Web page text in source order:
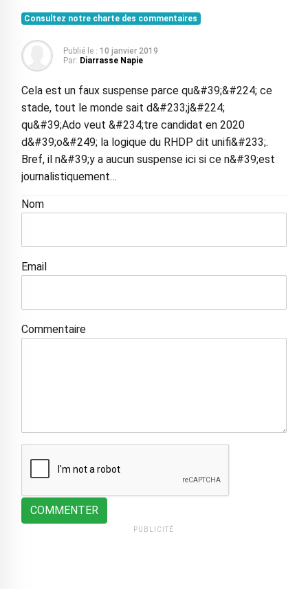
Consultez notre charte des commentaires
Publié le : 10 janvier 2019
Par: Diarrasse Napie
Cela est un faux suspense parce qu&#39;&#224; ce
stade, tout le monde sait d&#233;j&#224;
qu&#39;Ado veut &#234;tre candidat en 2020
d&#39;o&#249; la logique du RHDP dit unifi&#233;.
Bref, il n&#39;y a aucun suspense ici si ce n&#39;est
journalistiquement…
Nom
Email
Commentaire
COMMENTER
PUBLICITÉ